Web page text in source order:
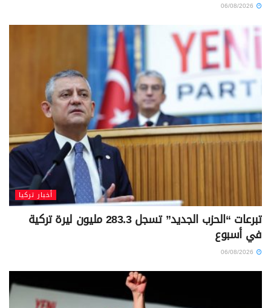
أخبار تركيا
تبرعات “الحزب الجديد” تسجل 283.3 مليون ليرة تركية
في أسبوع